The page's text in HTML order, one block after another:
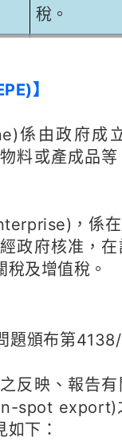
稅。
】
係由政府成
料或產成品
，係
政府核准，
及增值稅。
題頒布第
反映、報告
spot export)
下：